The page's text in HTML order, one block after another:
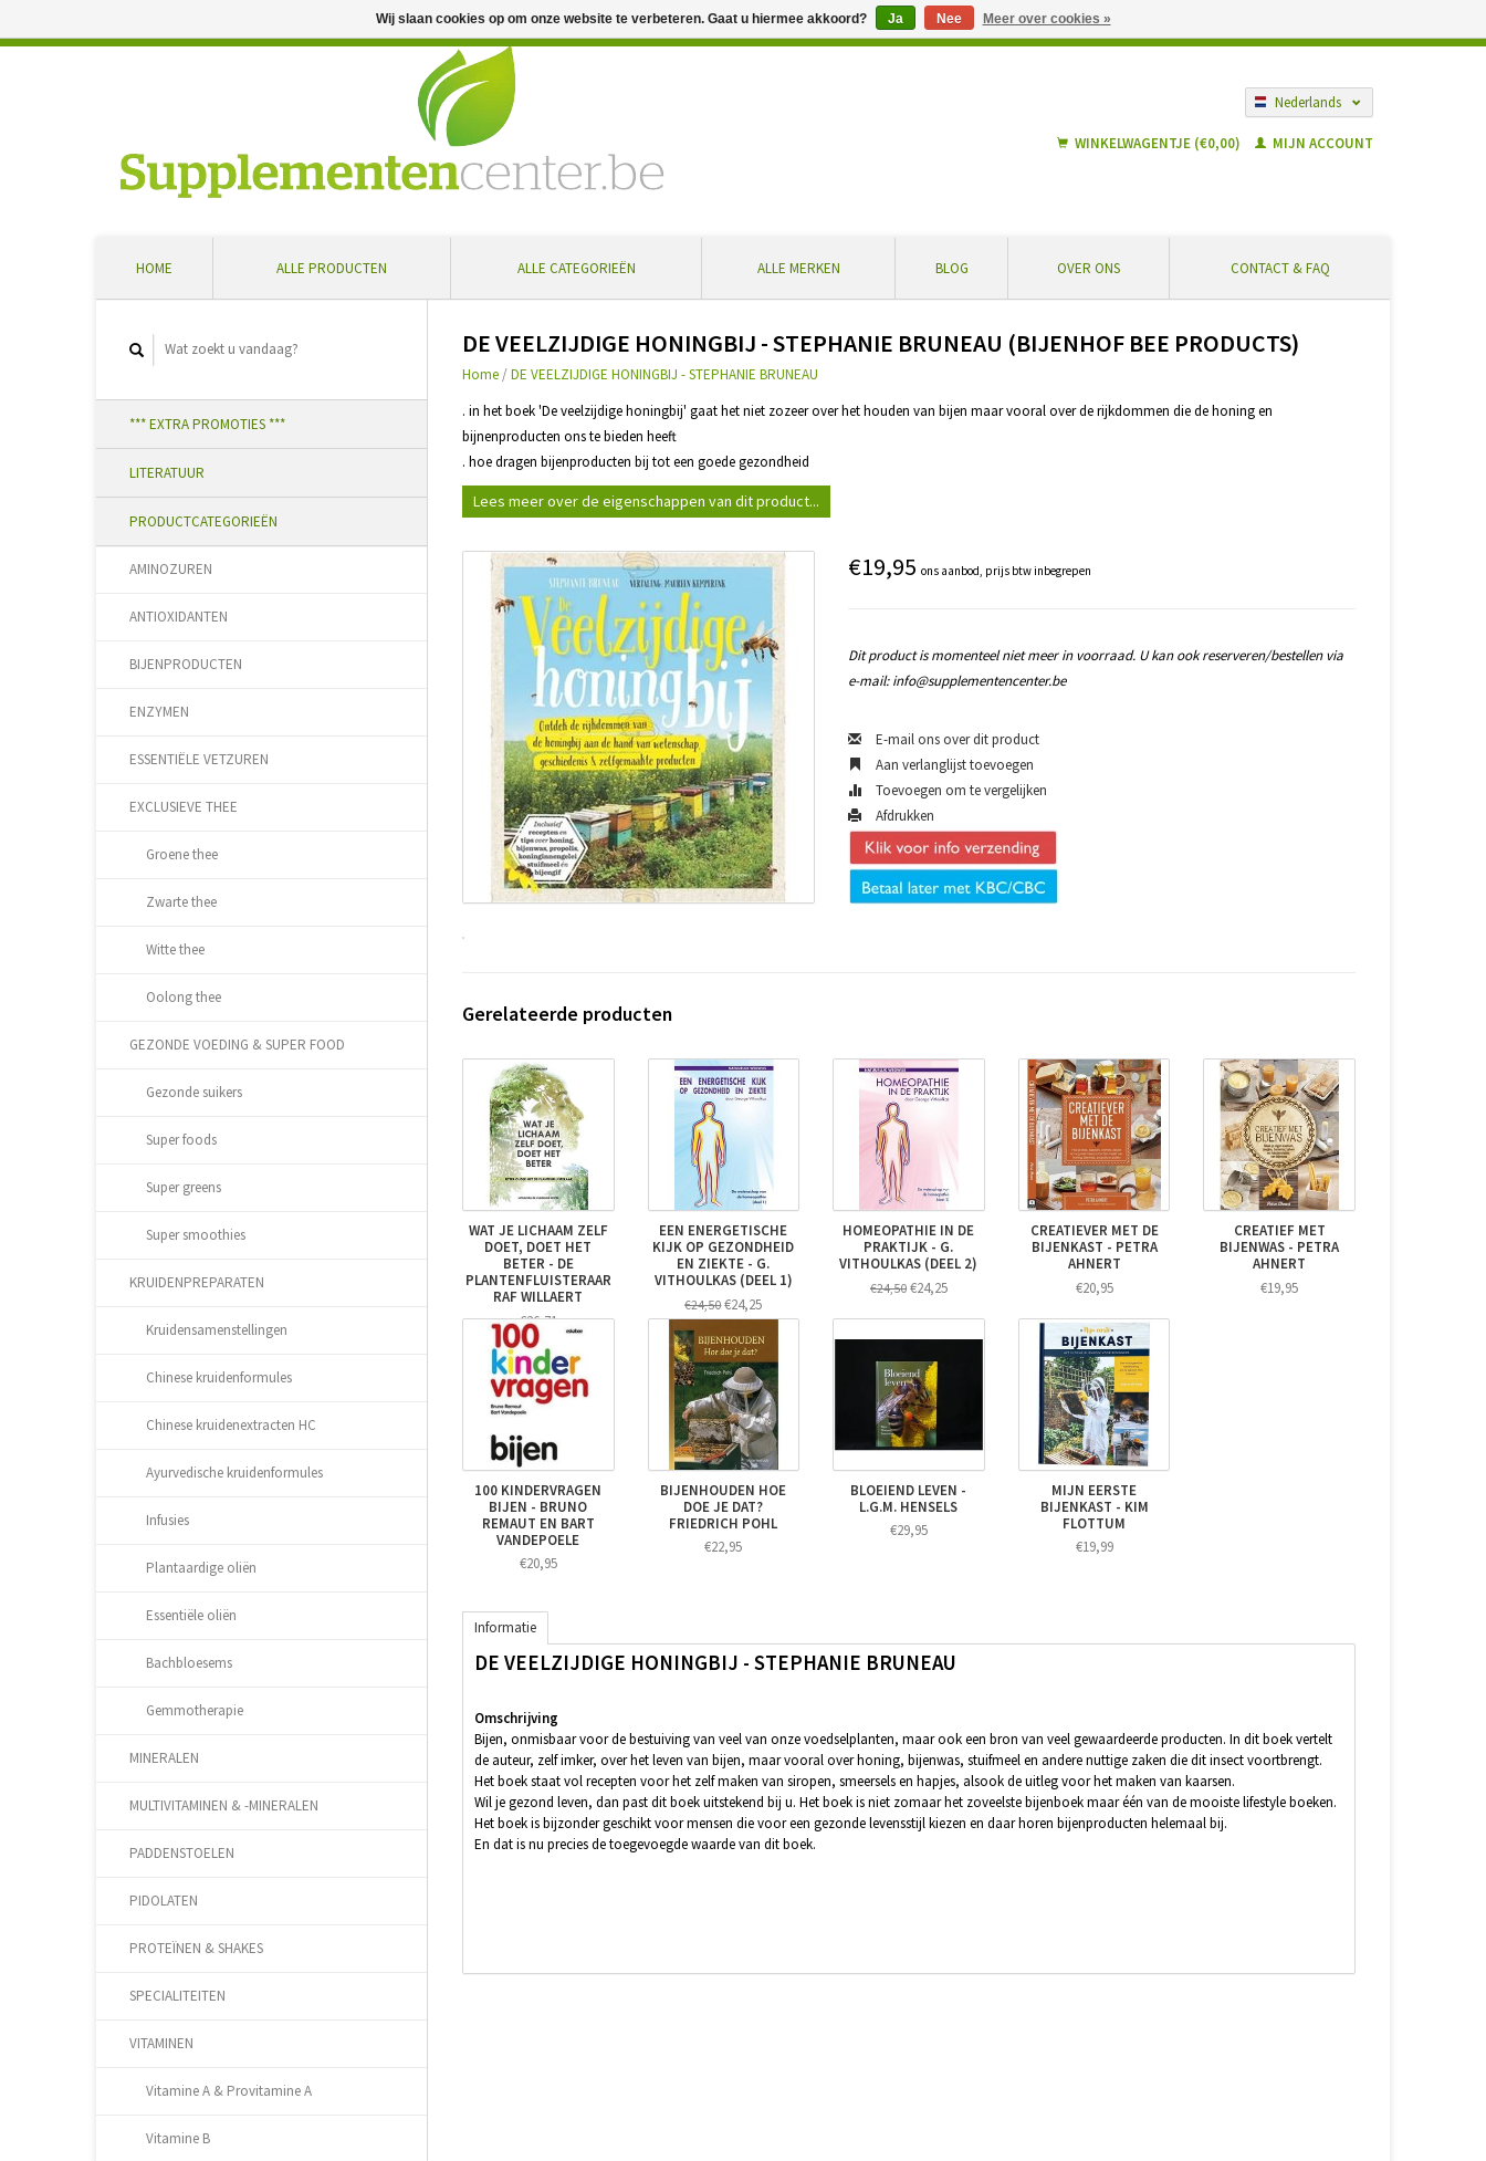
Nederlands
WINKELWAGENTJE (€0,00)
MIJN ACCOUNT
HOME ALLE PRODUCTEN ALLE CATEGORIEËN ALLE MERKEN BLOG OVER ONS CONTACT & FAQ
*** EXTRA PROMOTIES ***
LITERATUUR
PRODUCTCATEGORIEËN
AMINOZUREN
ANTIOXIDANTEN
BIJENPRODUCTEN
ENZYMEN
ESSENTIËLE VETZUREN
EXCLUSIEVE THEE
Groene thee
Zwarte thee
Witte thee
Oolong thee
GEZONDE VOEDING & SUPER FOOD
Gezonde suikers
Super foods
Super greens
Super smoothies
KRUIDENPREPARATEN
Kruidensamenstellingen
Chinese kruidenformules
Chinese kruidenextracten HC
Ayurvedische kruidenformules
Infusies
Plantaardige oliën
Essentiële oliën
Bachbloesems
Gemmotherapie
MINERALEN
MULTIVITAMINEN & -MINERALEN
PADDENSTOELEN
PIDOLATEN
PROTEÏNEN & SHAKES
SPECIALITEITEN
VITAMINEN
Vitamine A & Provitamine A
Vitamine B
DE VEELZIJDIGE HONINGBIJ - STEPHANIE BRUNEAU (BIJENHOF BEE PRODUCTS)
Home /DE VEELZIJDIGE HONINGBIJ - STEPHANIE BRUNEAU
. in het boek 'De veelzijdige honingbij' gaat het niet zozeer over het houden van bijen maar vooral over de rijkdommen die de honing en
bijnenproducten ons te bieden heeft
. hoe dragen bijenproducten bij tot een goede gezondheid
Lees meer over de eigenschappen van dit product...
€19,95ons aanbod, prijs btw inbegrepen
Dit product is momenteel niet meer in voorraad. U kan ook reserveren/bestellen via
e-mail:info@supplementencenter.be
E-mail ons over dit product
Aan verlanglijst toevoegen
Toevoegen om te vergelijken
Afdrukken
Gerelateerde producten
WAT JE LICHAAM ZELF
DOET, DOET HET
BETER - DE
PLANTENFLUISTERAAR
RAF WILLAERT
€26,71
EEN ENERGETISCHE
KIJK OP GEZONDHEID
EN ZIEKTE - G.
VITHOULKAS (DEEL 1)
€24,50€24,25
HOMEOPATHIE IN DE
PRAKTIJK - G.
VITHOULKAS (DEEL 2)
€24,50€24,25
CREATIEVER MET DE
BIJENKAST - PETRA
AHNERT
€20,95
CREATIEF MET
BIJENWAS - PETRA
AHNERT
€19,95
100 KINDERVRAGEN
BIJEN - BRUNO
REMAUT EN BART
VANDEPOELE
€20,95
BIJENHOUDEN HOE
DOE JE DAT?
FRIEDRICH POHL
€22,95
BLOEIEND LEVEN -
L.G.M. HENSELS
€29,95
MIJN EERSTE
BIJENKAST - KIM
FLOTTUM
€19,99
Informatie
DE VEELZIJDIGE HONINGBIJ - STEPHANIE BRUNEAU
Omschrijving
Bijen, onmisbaar voor de bestuiving van veel van onze voedselplanten, maar ook een bron van veel gewaardeerde producten. In dit boek vertelt
de auteur, zelf imker, over het leven van bijen, maar vooral over honing, bijenwas, stuifmeel en andere nuttige zaken die dit insect voortbrengt.
Het boek staat vol recepten voor het zelf maken van siropen, smeersels en hapjes, alsook de uitleg voor het maken van kaarsen.
Wil je gezond leven, dan past dit boek uitstekend bij u. Het boek is niet zomaar het zoveelste bijenboek maar één van de mooiste lifestyle boeken.
Het boek is bijzonder geschikt voor mensen die voor een gezonde levensstijl kiezen en daar horen bijenproducten helemaal bij.
En dat is nu precies de toegevoegde waarde van dit boek.
Wij slaan cookies op om onze website te verbeteren. Gaat u hiermee akkoord? Ja Nee Meer over cookies »
Professioneel advies en snelle levering ... Ontvang 5 % extra korting bij aankoop vanaf € 100 ... Gratis levering in België vanaf € 55 ... Veilig winkelen en geen extra kosten